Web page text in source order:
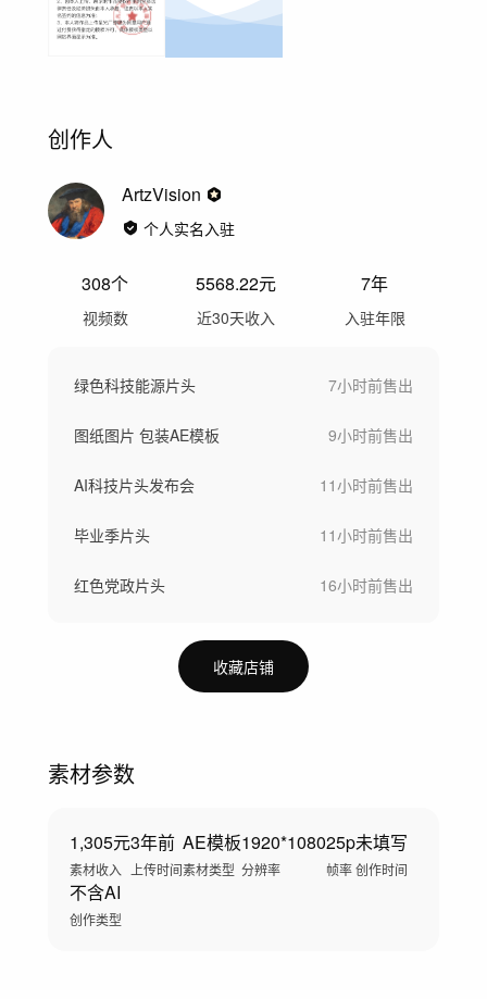
创作人
ArtzVision
个人实名入驻
308个
视频数
5568.22元
近30天收入
7年
入驻年限
绿色科技能源片头 7小时前售出
图纸图片 包装AE模板 9小时前售出
AI科技片头发布会 11小时前售出
毕业季片头 11小时前售出
红色党政片头 16小时前售出
收藏店铺
素材参数
1,305元
素材收入
3年前
上传时间
AE模板
素材类型
1920*1080
分辨率
25p
帧率
未填写
创作时间
不含AI
创作类型